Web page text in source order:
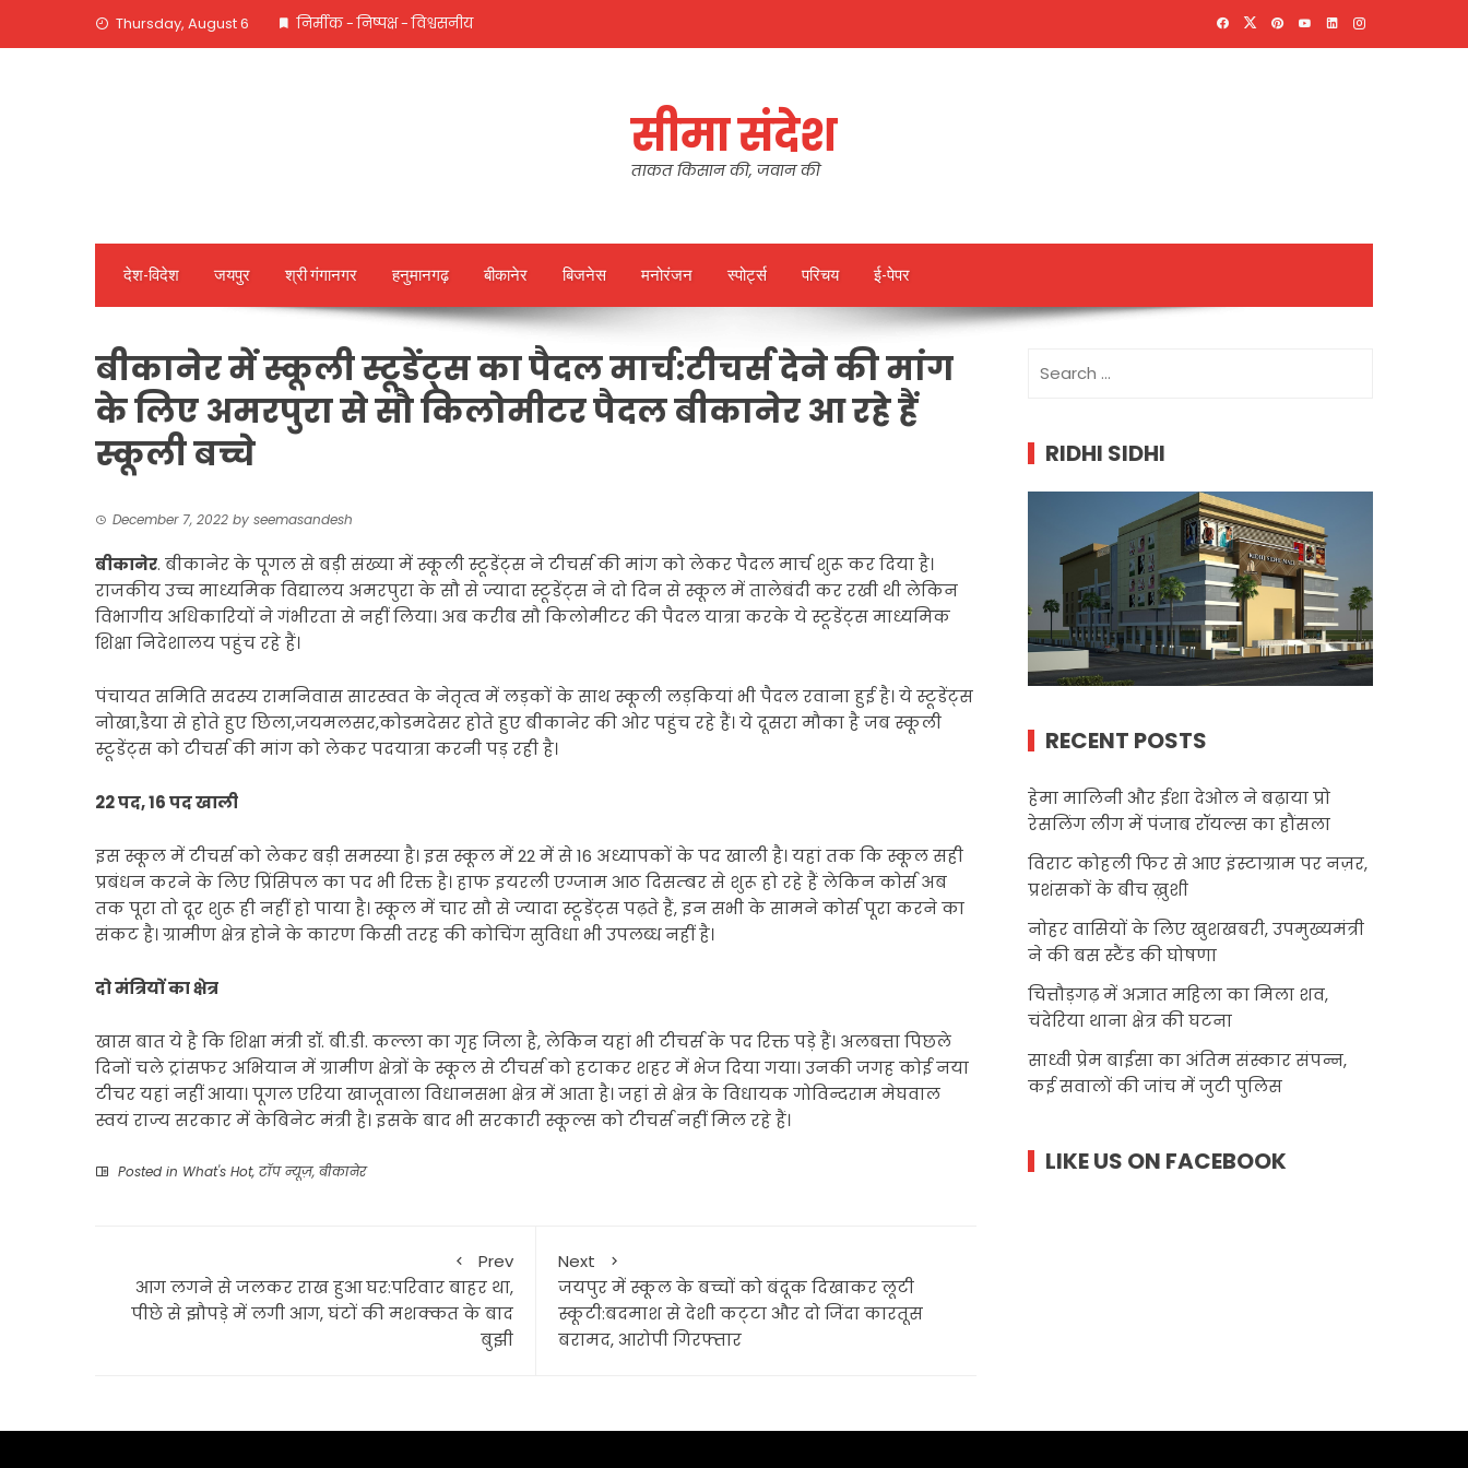
Thursday, August 6 निर्मीक - निष्पक्ष - विश्वसनीय
सीमा संदेश
ताकत किसान की, जवान की
देश-विदेश जयपुर श्री गंगानगर हनुमानगढ़ बीकानेर बिजनेस मनोरंजन स्पोर्ट्स परिचय ई-पेपर
बीकानेर में स्कूली स्टूडेंट्स का पैदल मार्च:टीचर्स देने की मांग
के लिए अमरपुरा से सौ किलोमीटर पैदल बीकानेर आ रहे हैं
स्कूली बच्चे
December 7, 2022 by seemasandesh
बीकानेर. बीकानेर के पूगल से बड़ी संख्या में स्कूली स्टूडेंट्स ने टीचर्स की मांग को लेकर पैदल मार्च शुरू कर दिया है।
राजकीय उच्च माध्यमिक विद्यालय अमरपुरा के सौ से ज्यादा स्टूडेंट्स ने दो दिन से स्कूल में तालेबंदी कर रखी थी लेकिन
विभागीय अधिकारियों ने गंभीरता से नहीं लिया। अब करीब सौ किलोमीटर की पैदल यात्रा करके ये स्टूडेंट्स माध्यमिक
शिक्षा निदेशालय पहुंच रहे हैं।
पंचायत समिति सदस्य रामनिवास सारस्वत के नेतृत्व में लड़कों के साथ स्कूली लड़कियां भी पैदल रवाना हुई है। ये स्टूडेंट्स
नोखा,डैया से होते हुए छिला,जयमलसर,कोडमदेसर होते हुए बीकानेर की ओर पहुंच रहे हैं। ये दूसरा मौका है जब स्कूली
स्टूडेंट्स को टीचर्स की मांग को लेकर पदयात्रा करनी पड़ रही है।
22 पद, 16 पद खाली
इस स्कूल में टीचर्स को लेकर बड़ी समस्या है। इस स्कूल में 22 में से 16 अध्यापकों के पद खाली है। यहां तक कि स्कूल सही
प्रबंधन करने के लिए प्रिंसिपल का पद भी रिक्त है। हाफ इयरली एग्जाम आठ दिसम्बर से शुरू हो रहे हैं लेकिन कोर्स अब
तक पूरा तो दूर शुरू ही नहीं हो पाया है। स्कूल में चार सौ से ज्यादा स्टूडेंट्स पढ़ते हैं, इन सभी के सामने कोर्स पूरा करने का
संकट है। ग्रामीण क्षेत्र होने के कारण किसी तरह की कोचिंग सुविधा भी उपलब्ध नहीं है।
दो मंत्रियों का क्षेत्र
खास बात ये है कि शिक्षा मंत्री डॉ. बी.डी. कल्ला का गृह जिला है, लेकिन यहां भी टीचर्स के पद रिक्त पड़े हैं। अलबत्ता पिछले
दिनों चले ट्रांसफर अभियान में ग्रामीण क्षेत्रों के स्कूल से टीचर्स को हटाकर शहर में भेज दिया गया। उनकी जगह कोई नया
टीचर यहां नहीं आया। पूगल एरिया खाजूवाला विधानसभा क्षेत्र में आता है। जहां से क्षेत्र के विधायक गोविन्दराम मेघवाल
स्वयं राज्य सरकार में केबिनेट मंत्री है। इसके बाद भी सरकारी स्कूल्स को टीचर्स नहीं मिल रहे हैं।
Posted in What's Hot, टॉप न्यूज़, बीकानेर
Prev
आग लगने से जलकर राख हुआ घर:परिवार बाहर था,
पीछे से झौपड़े में लगी आग, घंटों की मशक्कत के बाद
बुझी
Next
जयपुर में स्कूल के बच्चों को बंदूक दिखाकर लूटी
स्कूटी:बदमाश से देशी कट्‌टा और दो जिंदा कारतूस
बरामद, आरोपी गिरफ्तार
for:
RIDHI SIDHI
RECENT POSTS
हेमा मालिनी और ईशा देओल ने बढ़ाया प्रो
रेसलिंग लीग में पंजाब रॉयल्स का हौंसला
विराट कोहली फिर से आए इंस्टाग्राम पर नज़र,
प्रशंसकों के बीच ख़ुशी
नोहर वासियों के लिए खुशखबरी, उपमुख्यमंत्री
ने की बस स्टैंड की घोषणा
चित्तौड़गढ़ में अज्ञात महिला का मिला शव,
चंदेरिया थाना क्षेत्र की घटना
साध्वी प्रेम बाईसा का अंतिम संस्कार संपन्न,
कई सवालों की जांच में जुटी पुलिस
LIKE US ON FACEBOOK